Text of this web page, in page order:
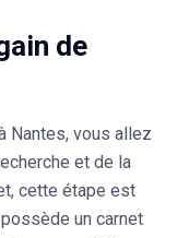
de
Nantes, vous allez
et de la
cette étape est
un carnet